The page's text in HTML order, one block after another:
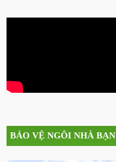
BẢO VỆ NGÔI NHÀ BẠN